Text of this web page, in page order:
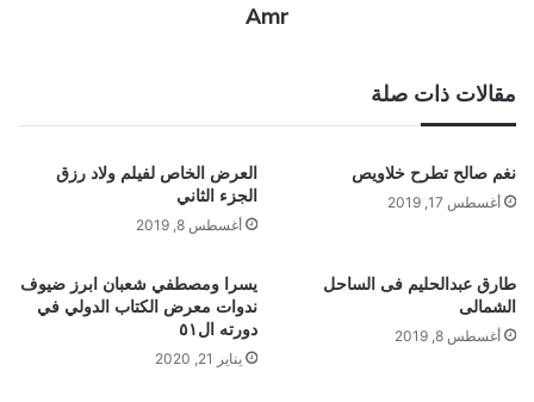
Amr
مقالات ذات صلة
نغم صالح تطرح خلاويص
أغسطس 17, 2019
العرض الخاص لفيلم ولاد رزق
الجزء الثاني
أغسطس 8, 2019
طارق عبدالحليم فى الساحل
الشمالى
أغسطس 8, 2019
يسرا ومصطفي شعبان ابرز ضيوف
ندوات معرض الكتاب الدولي في
دورته ال٥١
يناير 21, 2020